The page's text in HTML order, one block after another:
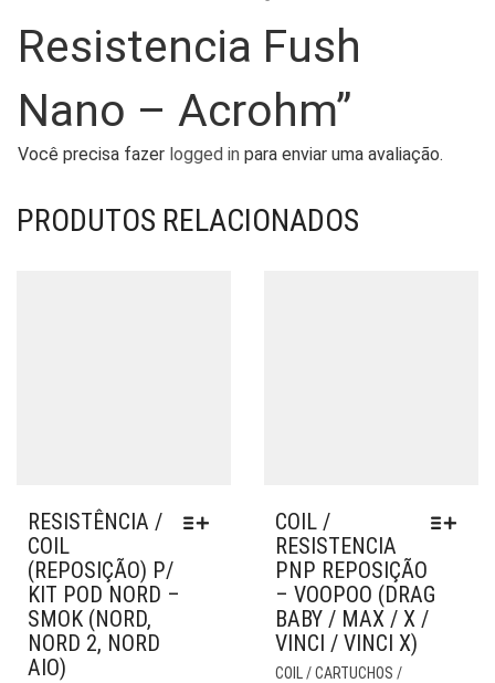
Resistencia Fush
Nano – Acrohm”
Você precisa fazer logged in para enviar uma avaliação.
PRODUTOS RELACIONADOS
RESISTÊNCIA /
COIL
(REPOSIÇÃO) P/
KIT POD NORD –
SMOK (NORD,
NORD 2, NORD
AIO)
COIL /
RESISTENCIA
PNP REPOSIÇÃO
– VOOPOO (DRAG
BABY / MAX / X /
VINCI / VINCI X)
COIL / CARTUCHOS /